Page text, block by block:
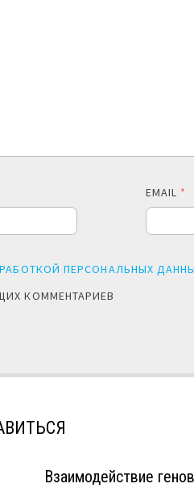
EMAIL *
ПЕРСОНАЛЬНЫХ
КОММЕНТАРИЕВ
Взаимодействие генов